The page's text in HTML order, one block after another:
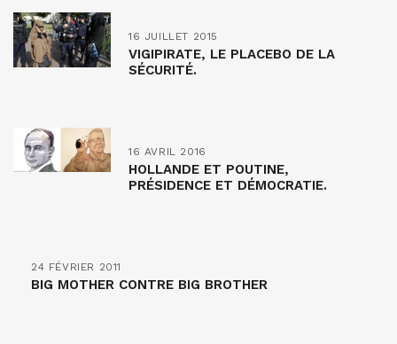
16 JUILLET 2015
VIGIPIRATE, LE PLACEBO DE LA
SÉCURITÉ.
16 AVRIL 2016
HOLLANDE ET POUTINE,
PRÉSIDENCE ET DÉMOCRATIE.
24 FÉVRIER 2011
BIG MOTHER CONTRE BIG BROTHER